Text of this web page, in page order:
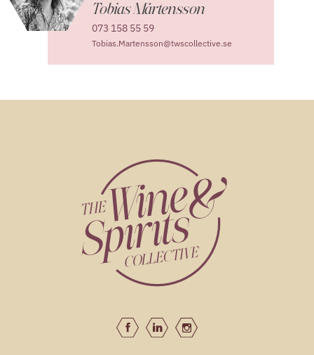
Tobias Mårtensson
073 158 55 59
Tobias.Martensson@twscollective.se